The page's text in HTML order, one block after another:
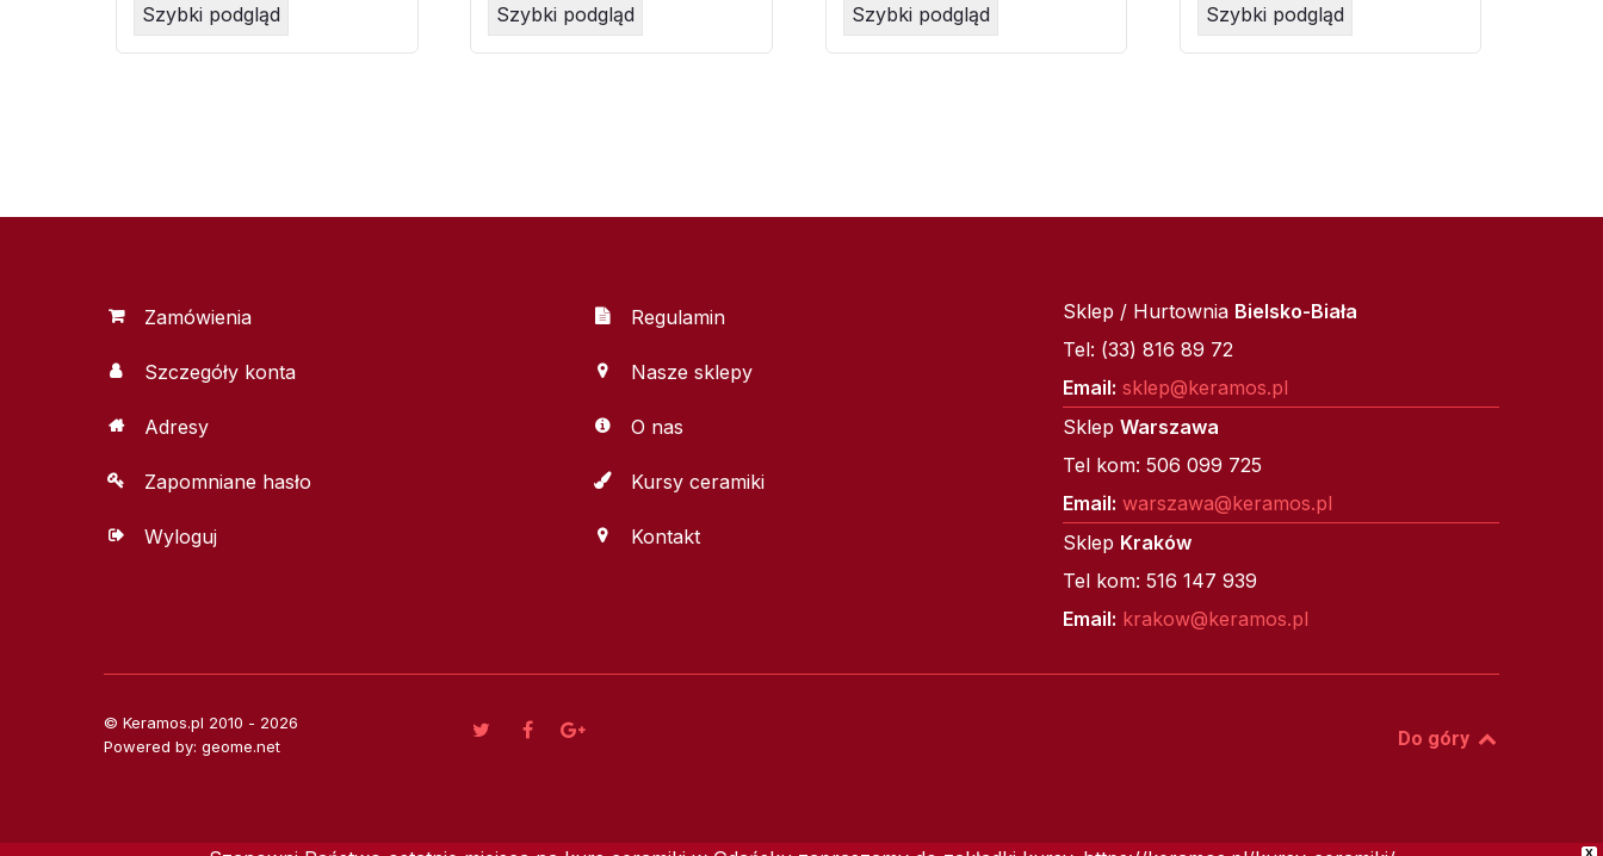
Szybki podgląd Szybki podgląd Szybki podgląd Szybki podgląd
Zamówienia
Szczegóły konta
Adresy
Zapomniane hasło
Wyloguj
Regulamin
Nasze sklepy
O nas
Kursy ceramiki
Kontakt
Sklep / Hurtownia Bielsko-Biała
Tel: (33) 816 89 72
Email: sklep@keramos.pl
Sklep Warszawa
Tel kom: 506 099 725
Email: warszawa@keramos.pl
Sklep Kraków
Tel kom: 516 147 939
Email: krakow@keramos.pl
© Keramos.pl 2010 - 2026
Powered by: geome.net
Do góry
X